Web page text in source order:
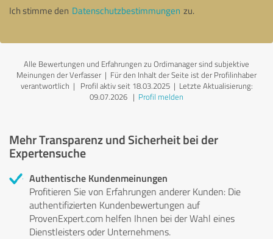
Ich stimme den Datenschutzbestimmungen zu.
Alle Bewertungen und Erfahrungen zu Ordimanager sind subjektive
Meinungen der Verfasser | Für den Inhalt der Seite ist der Profilinhaber
verantwortlich | Profil aktiv seit 18.03.2025 | Letzte Aktualisierung:
09.07.2026 | Profil melden
Mehr Transparenz und Sicherheit bei der
Expertensuche
Authentische Kundenmeinungen
Profitieren Sie von Erfahrungen anderer Kunden: Die
authentifizierten Kundenbewertungen auf
ProvenExpert.com helfen Ihnen bei der Wahl eines
Dienstleisters oder Unternehmens.